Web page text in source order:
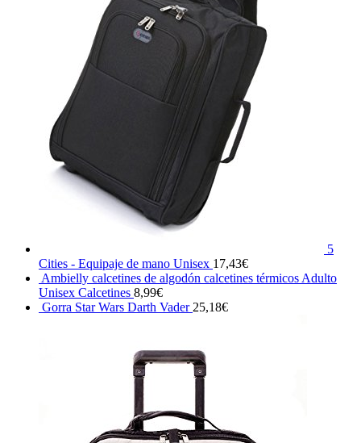
5
Cities - Equipaje de mano Unisex 17,43€
Ambielly calcetines de algodón calcetines térmicos Adulto
Unisex Calcetines 8,99€
Gorra Star Wars Darth Vader 25,18€